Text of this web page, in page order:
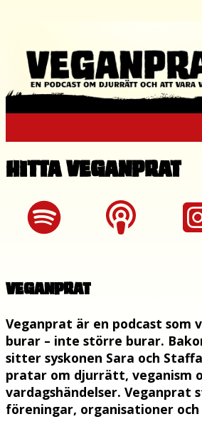
Hitta Veganprat
Veganprat
Veganprat är en podcast som
burar – inte större burar.
sitter syskonen Sara och
pratar om djurrätt, veganism
vardagshändelser. Veganprat
föreningar, organisationer